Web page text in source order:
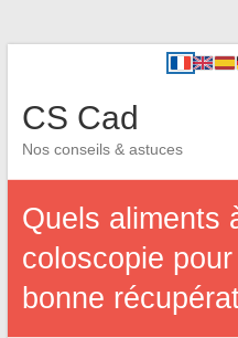
CS Cad
Nos conseils & astuces
Quels aliments
coloscopie
bonne